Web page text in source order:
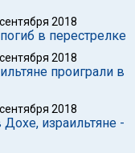
2018
в перестрелке
2018
проиграли в
2018
израильтяне -